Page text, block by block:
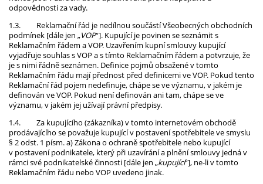
odpovědnosti za vady.
1.3.
Reklamační řád je nedílnou součástí Všeobecných obchodních
podmínek [dále jen „VOP“]. Kupující je povinen se seznámit s
Reklamačním řádem a VOP. Uzavřením kupní smlouvy kupující
vyjadřuje souhlas s VOP a s tímto Reklamačním řádem a potvrzuje, že
je s nimi řádně seznámen. Definice pojmů obsažené v tomto
Reklamačním řádu mají přednost před definicemi ve VOP. Pokud tento
Reklamační řád pojem nedefinuje, chápe se ve významu, v jakém je
definován ve VOP. Pokud není definován ani tam, chápe se ve
významu, v jakém jej užívají právní předpisy.
1.4.
Za kupujícího (zákazníka) v tomto internetovém obchodě
prodávajícího se považuje kupující v postavení spotřebitele ve smyslu
§ 2 odst. 1 písm. a) Zákona o ochraně spotřebitele nebo kupující
v postavení podnikatele, který při uzavírání a plnění smlouvy jedná v
rámci své podnikatelské činnosti [dále jen „kupující“], ne-li v tomto
Reklamačním řádu nebo VOP uvedeno jinak.